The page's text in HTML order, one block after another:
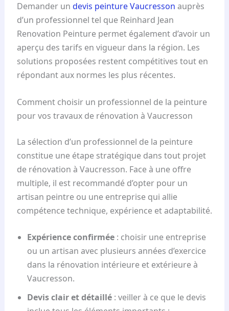
Demander un devis peinture Vaucresson auprès
d’un professionnel tel que Reinhard Jean
Renovation Peinture permet également d’avoir un
aperçu des tarifs en vigueur dans la région. Les
solutions proposées restent compétitives tout en
répondant aux normes les plus récentes.
Comment choisir un professionnel de la peinture
pour vos travaux de rénovation à Vaucresson
La sélection d’un professionnel de la peinture
constitue une étape stratégique dans tout projet
de rénovation à Vaucresson. Face à une offre
multiple, il est recommandé d’opter pour un
artisan peintre ou une entreprise qui allie
compétence technique, expérience et adaptabilité.
Expérience confirmée: choisir une entreprise
ou un artisan avec plusieurs années d’exercice
dans la rénovation intérieure et extérieure à
Vaucresson.
Devis clair et détaillé: veiller à ce que le devis